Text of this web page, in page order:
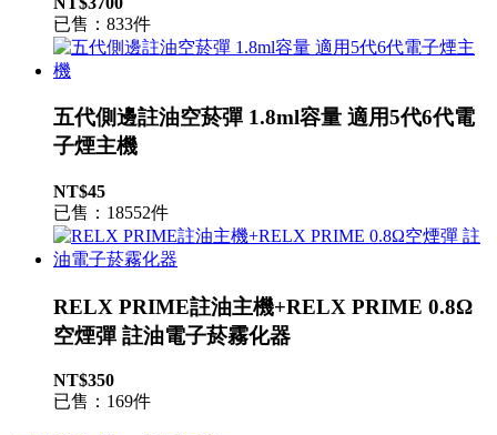
已售：833件
五代側邊註油空菸彈 1.8ml容量 適用5代6代電
子煙主機
NT$45
已售：18552件
RELX PRIME註油主機+RELX PRIME 0.8Ω
空煙彈 註油電子菸霧化器
NT$350
已售：169件